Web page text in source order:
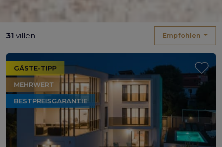
31 villen Empfohlen
GÄSTE-TIPP
MEHRWERT
BESTPREISGARANTIE